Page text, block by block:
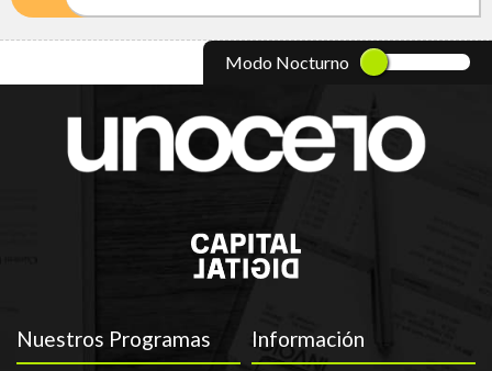
Modo Nocturno
Nuestros Programas Información